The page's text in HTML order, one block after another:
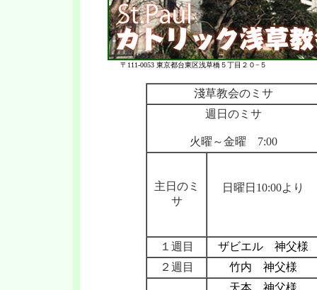
〒111-0053 東京都台東区浅草橋５丁目２０−５
淺草教会のミサ
週日のミサ
火曜 ～金曜 7:00
主日のミ
サ
日曜日10:00より
１週目
ザビエル 神父様
２週目
竹内 神父様
天本 神父様